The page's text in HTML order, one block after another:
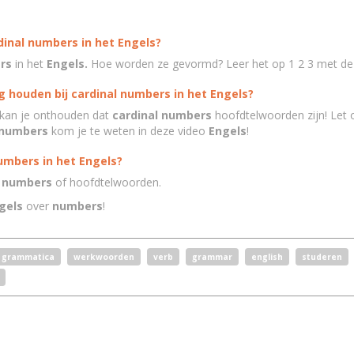
numbers in het Engels?
in het Engels. Hoe worden ze gevormd? Leer het op 1 2 3 met
bij cardinal numbers in het Engels?
je onthouden dat cardinal numbers hoofdtelwoorden zijn! Let
kom je te weten in deze video Engels!
in het Engels?
of hoofdtelwoorden.
over numbers!
grammatica werkwoorden verb grammar english studeren